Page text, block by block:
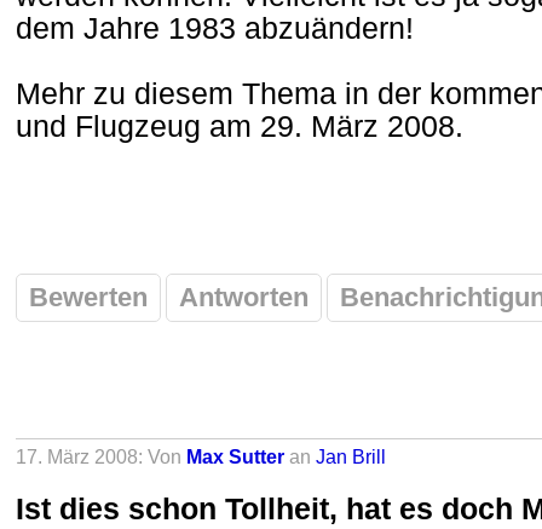
dem Jahre 1983 abzuändern!
Mehr zu diesem Thema in der
und Flugzeug am 29. März 2008.
Bewerten Antworten
17. März 2008: Von Max Sutter an Jan Brill
Ist dies schon Tollheit, hat es doch